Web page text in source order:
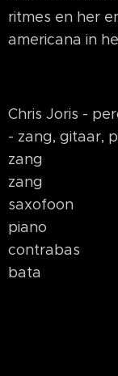
ritmes en her
americana in
Chris
- zang, gitaar,
zang
zang Bart
saxofoon
piano
contrabas
bata